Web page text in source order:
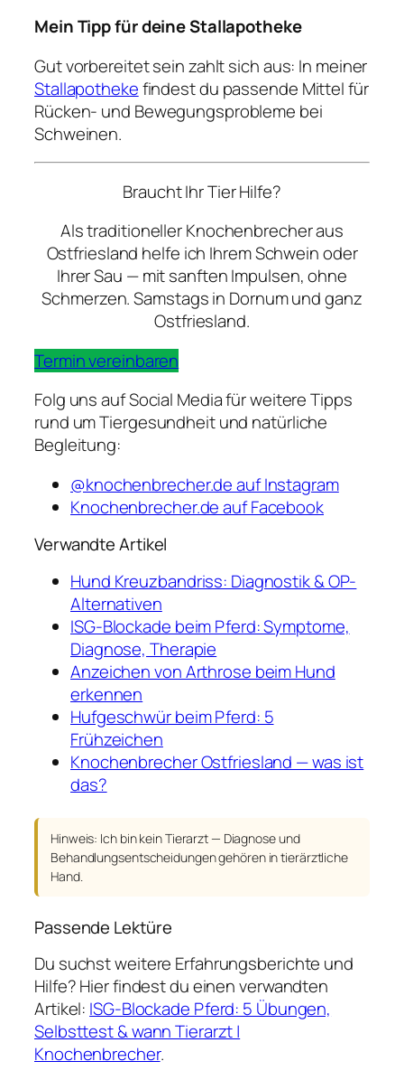
Mein Tipp für deine Stallapotheke
Gut vorbereitet sein zahlt sich aus: In meiner
Stallapothekefindest du passende Mittel für
Rücken- und Bewegungsprobleme bei
Schweinen.
Braucht Ihr Tier Hilfe?
Als traditioneller Knochenbrecher aus
Ostfriesland helfe ich Ihrem Schwein oder
Ihrer Sau — mit sanften Impulsen, ohne
Schmerzen. Samstags in Dornum und ganz
Ostfriesland.
Termin vereinbaren
Folg uns auf Social Media für weitere Tipps
rund um Tiergesundheit und natürliche
Begleitung:
@knochenbrecher.de auf Instagram
Knochenbrecher.de auf Facebook
Verwandte Artikel
Hund Kreuzbandriss: Diagnostik & OP-
Alternativen
ISG-Blockade beim Pferd: Symptome,
Diagnose, Therapie
Anzeichen von Arthrose beim Hund
erkennen
Hufgeschwür beim Pferd: 5
Frühzeichen
Knochenbrecher Ostfriesland — was ist
das?
Hinweis: Ich bin kein Tierarzt — Diagnose und
Behandlungsentscheidungen gehören in tierärztliche
Hand.
Passende Lektüre
Du suchst weitere Erfahrungsberichte und
Hilfe? Hier findest du einen verwandten
Artikel: ISG-Blockade Pferd: 5 Übungen,
Selbsttest & wann Tierarzt |
Knochenbrecher.